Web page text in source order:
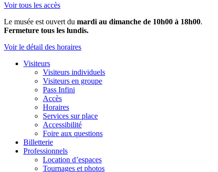
Voir tous les accès
Le musée est ouvert du mardi au dimanche de 10h00 à 18h00.
Fermeture tous les lundis.
Voir le détail des horaires
Visiteurs
Visiteurs individuels
Visiteurs en groupe
Pass Infini
Accès
Horaires
Services sur place
Accessibilité
Foire aux questions
Billetterie
Professionnels
Location d’espaces
Tournages et photos